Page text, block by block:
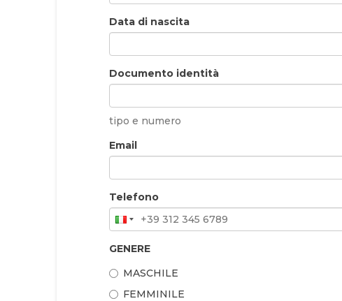
Data di nascita
Documento identità
tipo e numero
Email
Telefono
GENERE
MASCHILE
FEMMINILE